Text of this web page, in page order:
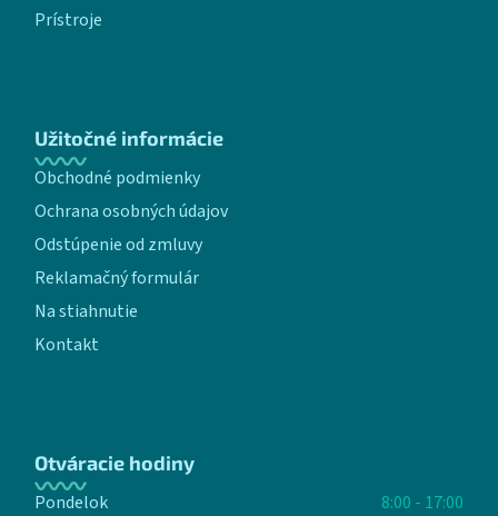
Prístroje
Užitočné informácie
Obchodné podmienky
Ochrana osobných údajov
Odstúpenie od zmluvy
Reklamačný formulár
Na stiahnutie
Kontakt
Otváracie hodiny
Pondelok
8:00 - 17:00